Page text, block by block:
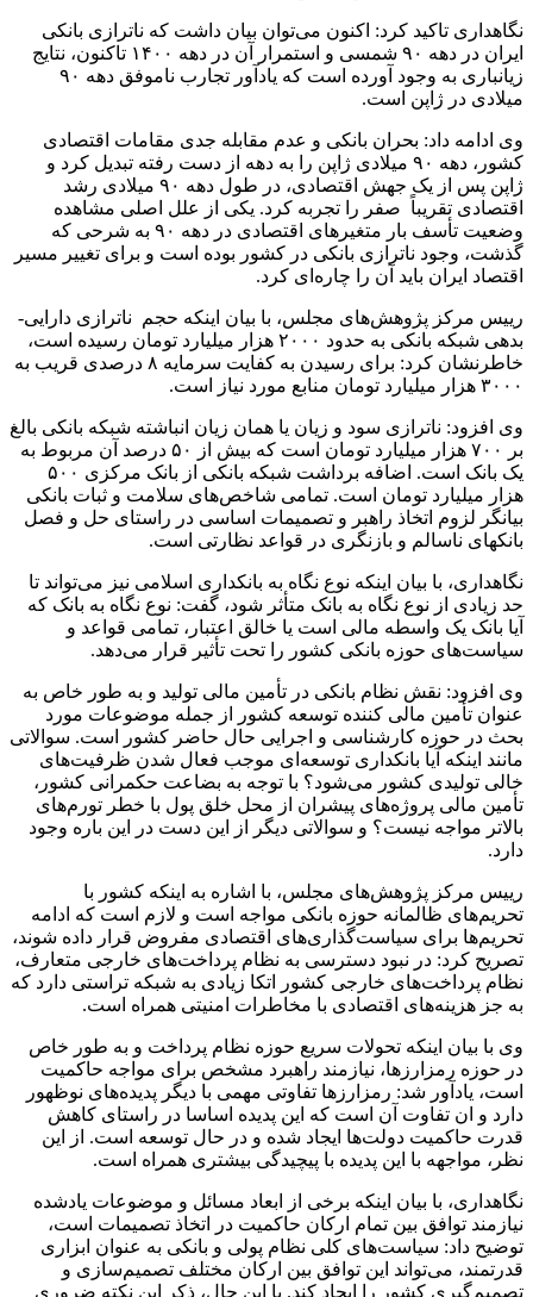
نگاهداری تاکید کرد: اکنون می‌توان بیان داشت که ناترازی بانکی
ایران در دهه ۹۰ شمسی و استمرار آن در دهه ۱۴۰۰ تاکنون، نتایج
زیانباری به وجود آورده است که یادآور تجارب ناموفق دهه ۹۰
میلادی در ژاپن است.
وی ادامه داد: بحران بانکی و عدم مقابله جدی مقامات اقتصادی
کشور، دهه ۹۰ میلادی ژاپن را به دهه از دست رفته تبدیل کرد و
ژاپن پس از یک جهش اقتصادی، در طول دهه ۹۰ میلادی رشد
اقتصادی تقریباً صفر را تجربه کرد. یکی از علل اصلی مشاهده
وضعیت تأسف بار متغیرهای اقتصادی در دهه ۹۰ به شرحی که
گذشت، وجود ناترازی بانکی در کشور بوده است و برای تغییر مسیر
اقتصاد ایران باید آن را چاره‌ای کرد.
رییس مرکز پژوهش‌های مجلس، با بیان اینکه حجم ناترازی دارایی-
بدهی شبکه بانکی به حدود ۲۰۰۰ هزار میلیارد تومان رسیده است،
خاطرنشان کرد: برای رسیدن به کفایت سرمایه ۸ درصدی قریب به
۳۰۰۰ هزار میلیارد تومان منابع مورد نیاز است.
وی افزود: ناترازی سود و زیان یا همان زیان انباشته شبکه بانکی بالغ
بر ۷۰۰ هزار میلیارد تومان است که بیش از ۵۰ درصد آن مربوط به
یک بانک است. اضافه برداشت شبکه بانکی از بانک مرکزی ۵۰۰
هزار میلیارد تومان است. تمامی شاخص‌های سلامت و ثبات بانکی
بیانگر لزوم اتخاذ راهبر و تصمیمات اساسی در راستای حل و فصل
بانکهای ناسالم و بازنگری در قواعد نظارتی است.
نگاهداری، با بیان اینکه نوع نگاه به بانکداری اسلامی نیز می‌تواند تا
حد زیادی از نوع نگاه به بانک متأثر شود، گفت: نوع نگاه به بانک که
آیا بانک یک واسطه مالی است یا خالق اعتبار، تمامی قواعد و
سیاست‌های حوزه بانکی کشور را تحت تأثیر قرار می‌دهد.
وی افزود: نقش نظام بانکی در تأمین مالی تولید و به طور خاص به
عنوان تأمین مالی کننده توسعه کشور از جمله موضوعات مورد
بحث در حوزه کارشناسی و اجرایی حال حاضر کشور است. سوالاتی
مانند اینکه آیا بانکداری توسعه‌ای موجب فعال شدن ظرفیت‌های
خالی تولیدی کشور می‌شود؟ با توجه به بضاعت حکمرانی کشور،
تأمین مالی پروژه‌های پیشران از محل خلق پول با خطر تورم‌های
بالاتر مواجه نیست؟ و سوالاتی دیگر از این دست در این باره وجود
دارد.
رییس مرکز پژوهش‌های مجلس، با اشاره به اینکه کشور با
تحریم‌های ظالمانه حوزه بانکی مواجه است و لازم است که ادامه
تحریم‌ها برای سیاست‌گذاری‌های اقتصادی مفروض قرار داده شوند،
تصریح کرد: در نبود دسترسی به نظام پرداخت‌های خارجی متعارف،
نظام پرداخت‌های خارجی کشور اتکا زیادی به شبکه تراستی دارد که
به جز هزینه‌های اقتصادی با مخاطرات امنیتی همراه است.
وی با بیان اینکه تحولات سریع حوزه نظام پرداخت و به طور خاص
در حوزه رمزارزها، نیازمند راهبرد مشخص برای مواجه حاکمیت
است، یادآور شد: رمزارزها تفاوتی مهمی با دیگر پدیده‌های نوظهور
دارد و ان تفاوت آن است که این پدیده اساسا در راستای کاهش
قدرت حاکمیت دولت‌ها ایجاد شده و در حال توسعه است. از این
نظر، مواجهه با این پدیده با پیچیدگی بیشتری همراه است.
نگاهداری، با بیان اینکه برخی از ابعاد مسائل و موضوعات یادشده
نیازمند توافق بین تمام ارکان حاکمیت در اتخاذ تصمیمات است،
توضیح داد: سیاست‌های کلی نظام پولی و بانکی به عنوان ابزاری
قدرتمند، می‌تواند این توافق بین ارکان مختلف تصمیم‌سازی و
تصمیم‌گیری کشور را ایجاد کند. با این حال، ذکر این نکته ضروری